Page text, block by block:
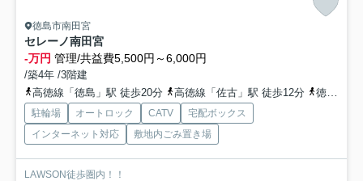
徳島市南田宮
セレーノ南田宮
-万円 管理/共益費5,500円～6,000円
/築4年 /3階建
高徳線「徳島」駅 徒歩20分
高徳線「佐古」駅 徒歩12分 徳島線「蔵本」駅 徒歩39分
駐輪場 オートロック CATV
宅配ボックス
インターネット対応
敷地内ごみ置き場
LAWSON徒歩圏内！！